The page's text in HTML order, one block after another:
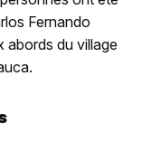
Fernando
abords du village